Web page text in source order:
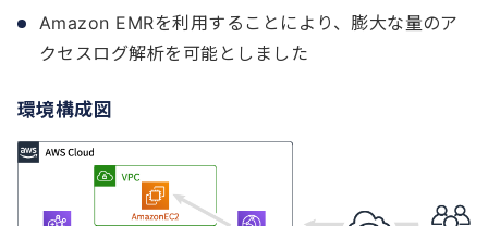
Amazon EMRを利用することにより、膨大な量のア
クセスログ解析を可能としました
環境構成図